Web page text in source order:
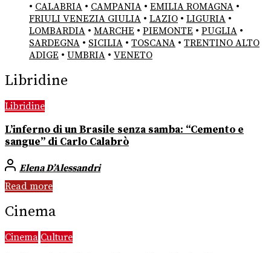
• CALABRIA • CAMPANIA • EMILIA ROMAGNA •
FRIULI VENEZIA GIULIA • LAZIO • LIGURIA •
LOMBARDIA • MARCHE • PIEMONTE • PUGLIA •
SARDEGNA • SICILIA • TOSCANA • TRENTINO ALTO
ADIGE • UMBRIA • VENETO
Libridine
Libridine
L’inferno di un Brasile senza samba: “Cemento e
sangue” di Carlo Calabrò
Elena D’Alessandri
Read more
Cinema
Cinema Culture